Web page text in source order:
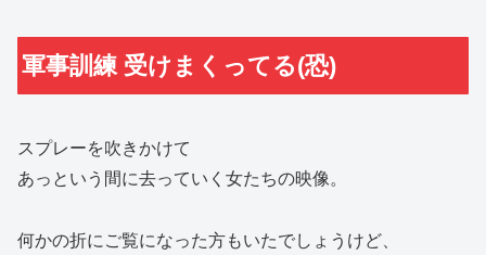
軍事訓練 受けまくってる(恐)
スプレーを吹きかけて
あっという間に去っていく女たちの映像。
何かの折にご覧になった方もいたでしょうけど、